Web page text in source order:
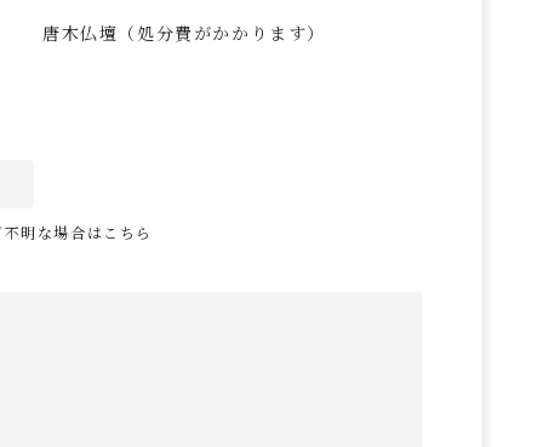
唐木仏壇（処分費がかかります）
明な場合はこちら